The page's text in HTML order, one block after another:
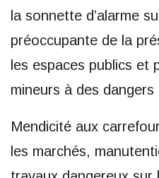
la sonnette d’alarme
préoccupante de la
les espaces publics et
mineurs à des dangers
Mendicité aux
les marchés,